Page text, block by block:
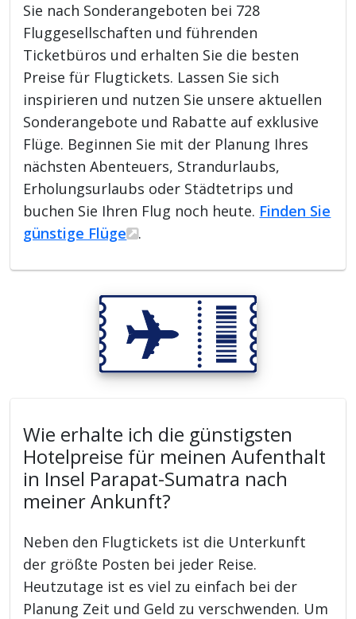
Sie nach Sonderangeboten bei 728
Fluggesellschaften und führenden
Ticketbüros und erhalten Sie die besten
Preise für Flugtickets. Lassen Sie sich
inspirieren und nutzen Sie unsere aktuellen
Sonderangebote und Rabatte auf exklusive
Flüge. Beginnen Sie mit der Planung Ihres
nächsten Abenteuers, Strandurlaubs,
Erholungsurlaubs oder Städtetrips und
buchen Sie Ihren Flug noch heute. Finden Sie
günstige Flüge
.
Wie erhalte ich die günstigsten
Hotelpreise für meinen Aufenthalt
in Insel Parapat-Sumatra nach
meiner Ankunft?
Neben den Flugtickets ist die Unterkunft
der größte Posten bei jeder Reise.
Heutzutage ist es viel zu einfach bei der
Planung Zeit und Geld zu verschwenden. Um